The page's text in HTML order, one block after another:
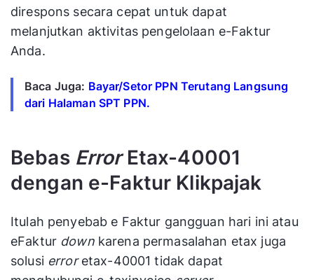
direspons secara cepat untuk dapat
melanjutkan aktivitas pengelolaan e-Faktur
Anda.
Baca Juga: Bayar/Setor PPN Terutang Langsung
dari Halaman SPT PPN.
Bebas ErrorEtax-40001
dengan e-Faktur Klikpajak
Itulah penyebab e Faktur gangguan hari ini atau
eFaktur downkarena permasalahan etax juga
solusi erroretax-40001 tidak dapat